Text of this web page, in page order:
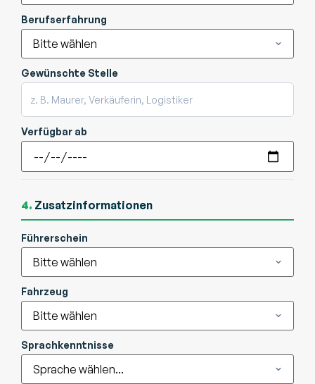
Berufserfahrung
Gewünschte Stelle
Verfügbar ab
4. Zusatzinformationen
Führerschein
Fahrzeug
Sprachkenntnisse